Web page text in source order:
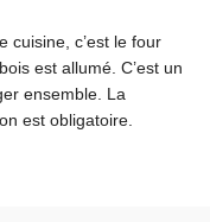
cuisine, c’est le four
est allumé. C’est un
ensemble. La
est obligatoire.